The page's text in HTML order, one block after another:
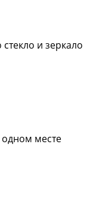
и зеркало
одном месте